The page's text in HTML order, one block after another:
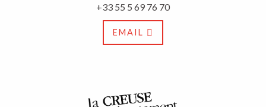
+33 55 5 69 76 70
EMAIL